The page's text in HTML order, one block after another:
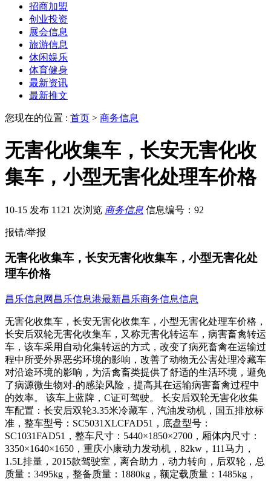
招商加盟
创业投资
展会信息
旅游信息
休闲娱乐
体育健身
最新资讯
最新推文
您现在的位置 : 首页 > 商务信息
无害化收集车，长安无害化收
集车，小型无害化处理车价格
10-15 发布 1121 次浏览 商务信息 信息编号：92
报错/举报
无害化收集车，长安无害化收集车，小型无害化处
理车价格
昌乐信息网 昌乐信息港最新昌乐商务信息信息
无害化收集车，长安无害化收集车，小型无害化处理车价格，
长安后双轮无害化收集车，又称无害化转运车，病害畜禽转运
车，该车采用自动化集转运的方式，改变了病死畜禽在运输过
程中所受外界恶劣环境的影响，改善了动物无公害处理冷藏车
对沿途环境的影响，为活禽畜类提供了舒适的生活环境，避免
了病源微生物对-的感染风险，提高其在运输病害畜禽过程中
的效率。 该车上蓝牌，C证可驾驶。 长安后双轮无害化收集
车配置：长安后双轮3.35米冷藏车，汽油发动机，国五排放标
准，整车型号：SC5031XLCFAD51，底盘型号：
SC1031FAD51，整车尺寸：5440×1850×2700，厢体内尺寸：
3350×1640×1650，重庆小康动力发动机，82kw，111马力，
1.5L排量，2015款驾驶室，离合助力，动力转向，后双轮，总
质量：3495kg，整备质量：1880kg，额定载质量：1485kg，